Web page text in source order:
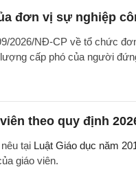
đơn vị sự nghiệp
2026/NĐ-CP về tổ chức
cấp phó của người
theo quy định
tại Luật Giáo dục năm
giáo viên.